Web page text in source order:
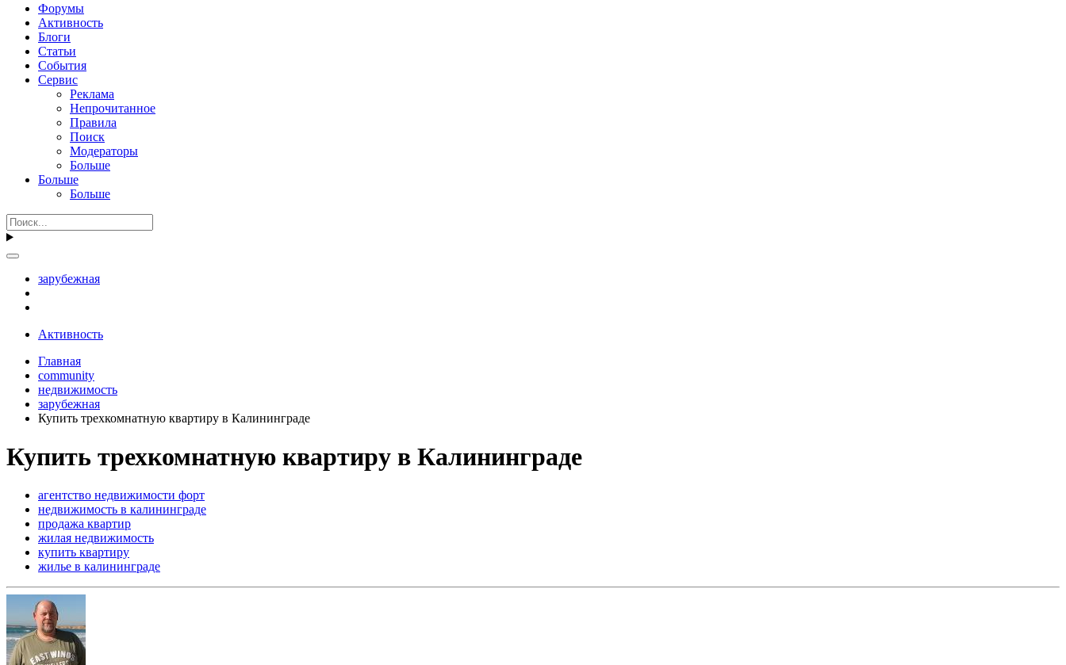
Форумы
Активность
Блоги
Статьи
События
Сервис
Реклама
Непрочитанное
Правила
Поиск
Модераторы
Больше
Больше
Больше
зарубежная
Активность
Главная
community
недвижимость
зарубежная
Купить трехкомнатную квартиру в Калининграде
Купить трехкомнатную квартиру в Калининграде
агентство недвижимости форт
недвижимость в калининграде
продажа квартир
жилая недвижимость
купить квартиру
жилье в калининграде